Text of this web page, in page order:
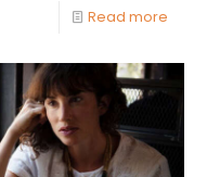
Read more